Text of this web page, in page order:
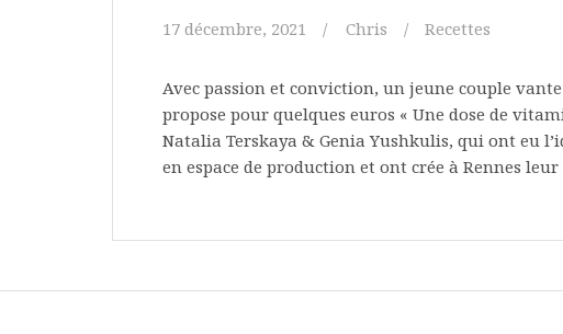
17 décembre, 2021 Chris Recettes
Avec passion et conviction, un jeune couple
propose pour quelques euros « Une dose de
Natalia Terskaya & Genia Yushkulis, qui ont eu
en espace de production et ont crée à Rennes